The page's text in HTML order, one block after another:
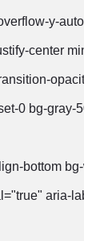
y-auto
center min-h-
opacity">
bg-gray-500
bg-white
aria-